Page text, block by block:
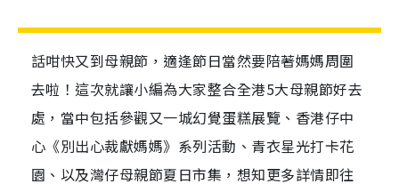
話咁快又到母親節，適逢節日當然要陪著媽媽周圍
去啦！這次就讓小編為大家整合全港5大母親節好去
處，當中包括參觀又一城幻覺蛋糕展覽、香港仔中
⼼《別出⼼裁獻媽媽》系列活動、青衣星光打卡花
園、以及灣仔母親節夏日市集，想知更多詳情即往